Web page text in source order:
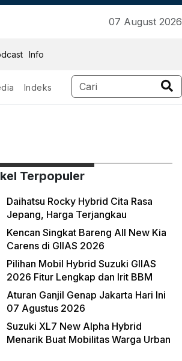
07 August 2026
Info
Indeks
Terpopuler
Daihatsu Rocky Hybrid Cita Rasa
Jepang, Harga Terjangkau
Kencan Singkat Bareng All New Kia
Carens di GIIAS 2026
Pilihan Mobil Hybrid Suzuki GIIAS
2026 Fitur Lengkap dan Irit BBM
Aturan Ganjil Genap Jakarta Hari Ini
07 Agustus 2026
Suzuki XL7 New Alpha Hybrid
Menarik Buat Mobilitas Warga Urban